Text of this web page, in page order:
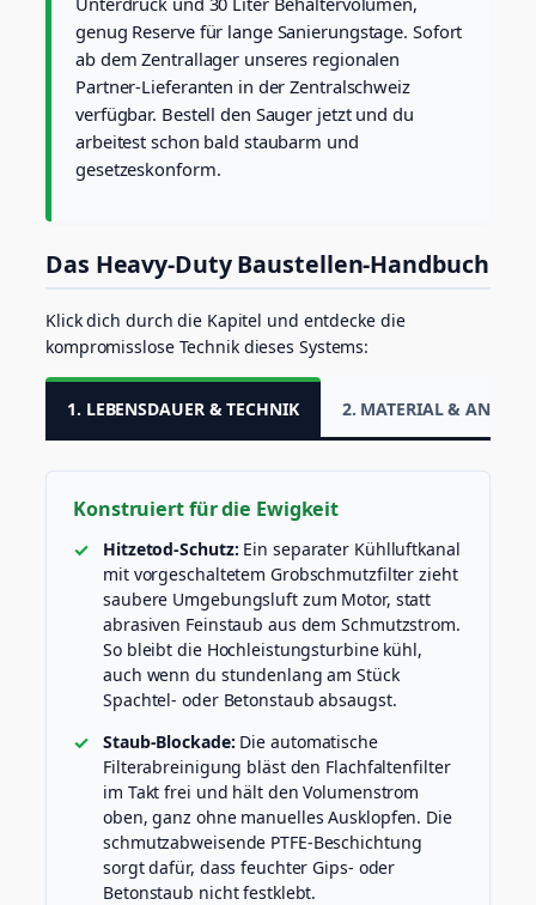
genug Reserve für lange Sanierungstage. Sofort
ab dem Zentrallager unseres regionalen
Partner-Lieferanten in der Zentralschweiz
verfügbar. Bestell den Sauger jetzt und du
arbeitest schon bald staubarm und
gesetzeskonform.
Das Heavy-Duty Baustellen-Handbuch
Klick dich durch die Kapitel und entdecke die
kompromisslose Technik dieses Systems:
1. LEBENSDAUER & TECHNIK 2. MATERIAL &
Konstruiert für die Ewigkeit
Hitzetod-Schutz: Ein separater Kühlluftkanal
mit vorgeschaltetem Grobschmutzfilter zieht
saubere Umgebungsluft zum Motor, statt
abrasiven Feinstaub aus dem Schmutzstrom.
So bleibt die Hochleistungsturbine kühl,
auch wenn du stundenlang am Stück
Spachtel- oder Betonstaub absaugst.
Staub-Blockade: Die automatische
Filterabreinigung bläst den Flachfaltenfilter
im Takt frei und hält den Volumenstrom
oben, ganz ohne manuelles Ausklopfen. Die
schmutzabweisende PTFE-Beschichtung
sorgt dafür, dass feuchter Gips- oder
Betonstaub nicht festklebt.